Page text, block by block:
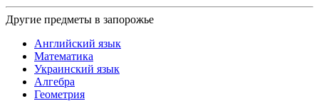
Другие предметы в запорожье
Английский язык
Математика
Украинский язык
Алгебра
Геометрия